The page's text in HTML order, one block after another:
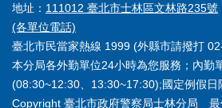
地址： 111012 臺北市士林區文林路235號
(各單位電話)
臺北市民當家熱線 1999 (外縣市請撥打
本分局各外勤單位24小時為您服務；內勤
(08:30~12:30、13:30~17:30);國定例假日
Copyright 臺北市政府警察局士林分局